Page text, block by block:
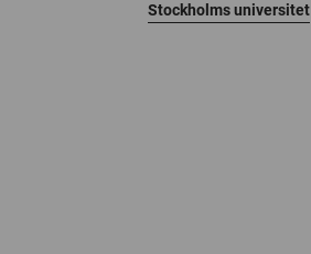
Stockholms universitet